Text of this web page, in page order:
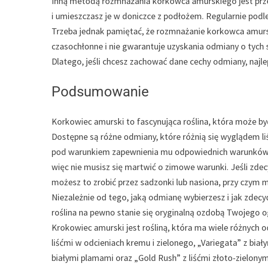
i umieszczasz je w doniczce z podłożem. Regularnie
Trzeba jednak pamiętać, że rozmnażanie korkowca
czasochłonne i nie gwarantuje uzyskania odmiany o
Dlatego, jeśli chcesz zachować dane cechy odmiany,
Podsumowanie
Korkowiec amurski to fascynująca roślina, która może
Dostępne są różne odmiany, które różnią się wyglądem
pod warunkiem zapewnienia mu odpowiednich
więc nie musisz się martwić o zimowe warunki. Jeśli
możesz to zrobić przez sadzonki lub nasiona, przy czym
Niezależnie od tego, jaką odmianę wybierzesz i jak
roślina na pewno stanie się oryginalną ozdobą Twojego
Krokowiec amurski jest rośliną, która ma wiele różnych
liśćmi w odcieniach kremu i zielonego, „Variegata” z
białymi plamami oraz „Gold Rush” z liśćmi złoto-